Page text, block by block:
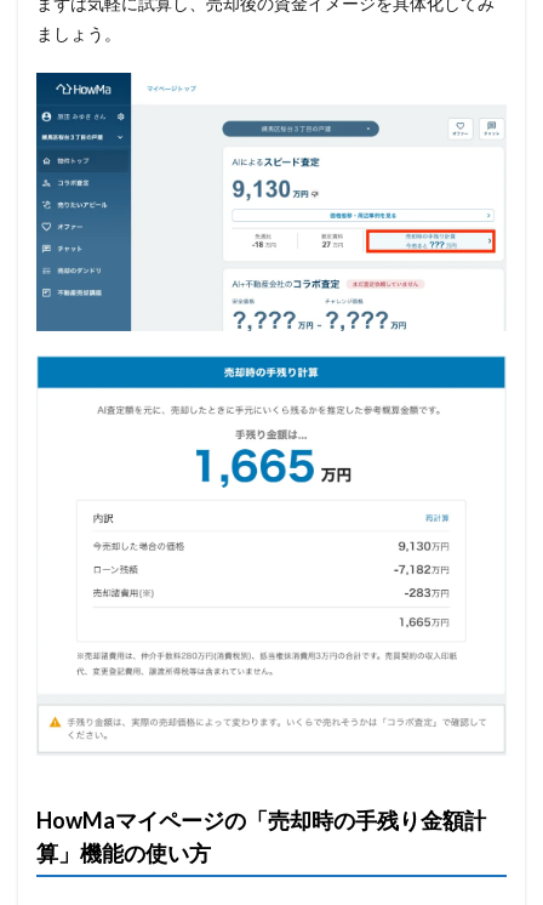
ましょう。
HowMaマイページの「売却時の手残り金額計
算」機能の使い方